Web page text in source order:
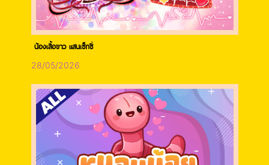
น้องเสื้อขาว แสนเซ็กซี่
28/05/2026